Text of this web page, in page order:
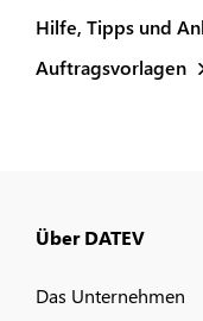
Hilfe, Tipps und
Auftragsvorlagen
Über DATEV
Das Unternehmen